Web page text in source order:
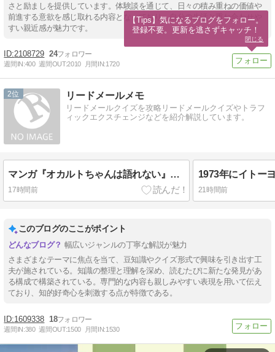
さと励ましを提供しています。体験談を通じて、日々の積み重ねの価値や
前進する意欲を感じ取れる内容となっており、自分の生活と重ね合わせや
すい親近感が魅力です。
2108729 24
週間IN:400 週間OUT:2010 月間IN:1720
2 リードメールメモ
リードメールクイズを攻略リードメールクイズやトラフ
ィックエクスチェンジなどを紹介解説しています。
マンガ『オカルトちゃんは語れない』に登場する高橋陽子たちが通う大学は何でしょう？
17時間前 21時間前
このブログのここがポイント
幅広いジャンルの丁寧な解説が魅力
さまざまなテーマに焦点を当て、豆知識やクイズ形式で興味を引き出す工
夫が施されている。知識の整理と理解を深め、読むたびに新たな発見があ
る構成で構築されている。専門的な内容も親しみやすい表現を用いて伝え
ており、知的好奇心を刺激する点が特徴である。
1609338 18
週間IN:380 週間OUT:1500 月間IN:1530
【Tips】気になるブログをフォロー。
登録不要。更新を逃さずキャッチ！
閉じる